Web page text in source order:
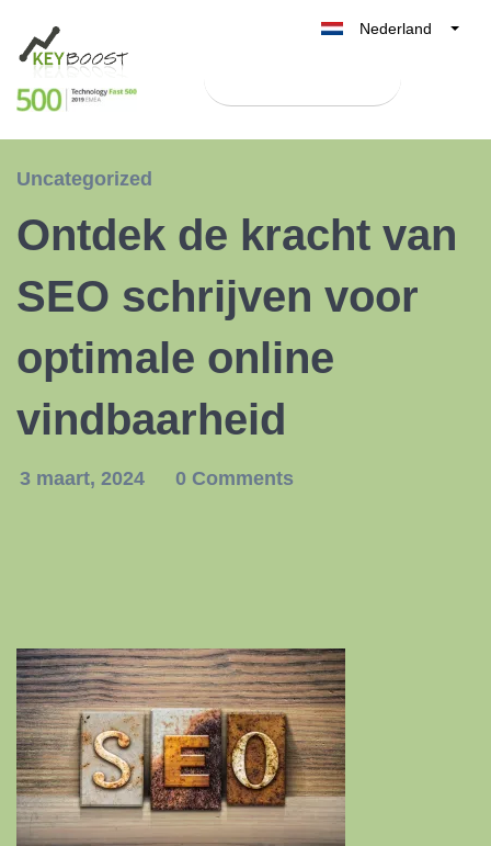
Nederland
België
España
Uncategorized
Ontdek de kracht van
SEO schrijven voor
optimale online
vindbaarheid
3 maart, 2024 0 Comments